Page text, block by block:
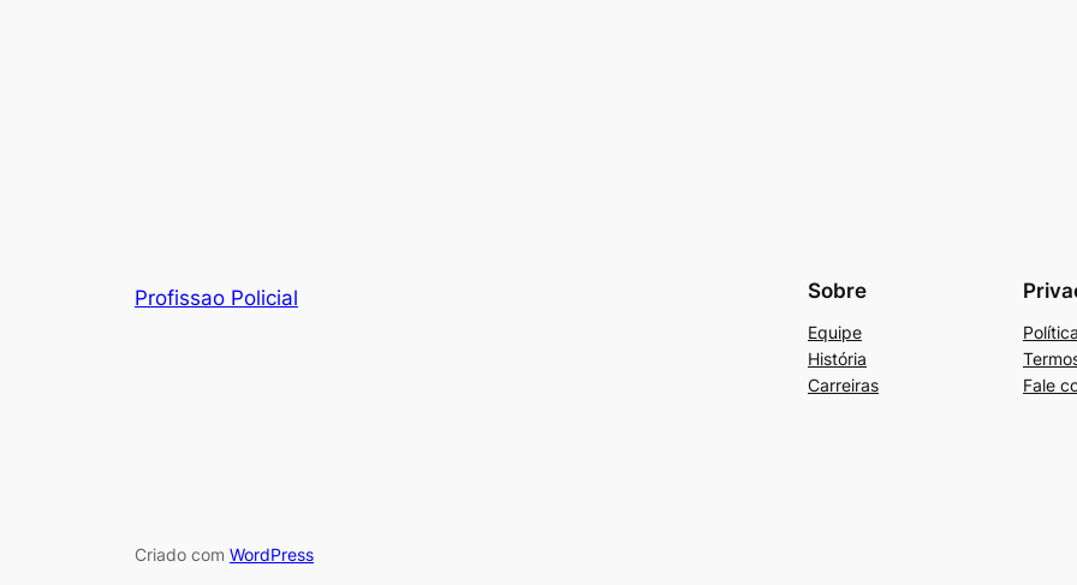
Profissao Policial Sobre
Equipe
História
Carreiras
Fale
Criado com WordPress